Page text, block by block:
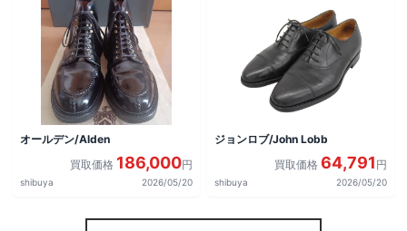
オールデン/Alden
買取価格 186,000円
shibuya 2026/05/20
ジョンロブ/John Lobb
買取価格 64,791 円
shibuya 2026/05/20